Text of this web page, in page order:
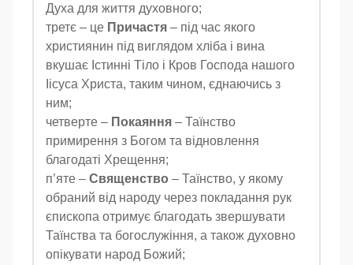
Духа для життя духовного;
третє – це Причастя– під час якого
християнин під виглядом хліба і вина
вкушає Істинні Тіло і Кров Господа нашого
Іісуса Христа, таким чином, єднаючись з
ним;
четверте – Покаяння– Таїнство
примирення з Богом та відновлення
благодаті Хрещення;
п’яте – Священство – Таїнство, у якому
обраний від народу через покладання рук
єпископа отримує благодать звершувати
Таїнства та богослужіння, а також духовно
опікувати народ Божий;